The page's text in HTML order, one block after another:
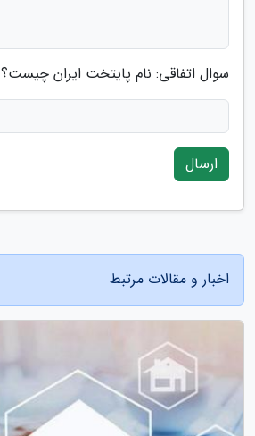
سوال اتفاقی: نام پایتخت ایران چیست؟
ارسال
اخبار و مقالات مرتبط